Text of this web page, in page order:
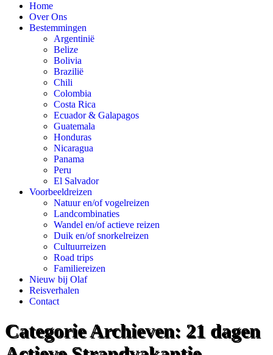
Home
Over Ons
Bestemmingen
Argentinië
Belize
Bolivia
Brazilië
Chili
Colombia
Costa Rica
Ecuador & Galapagos
Guatemala
Honduras
Nicaragua
Panama
Peru
El Salvador
Voorbeeldreizen
Natuur en/of vogelreizen
Landcombinaties
Wandel en/of actieve reizen
Duik en/of snorkelreizen
Cultuurreizen
Road trips
Familiereizen
Nieuw bij Olaf
Reisverhalen
Contact
Categorie Archieven: 21 dagen